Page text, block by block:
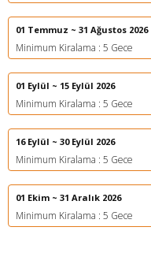
01 Temmuz ~ 31 Ağustos 2026
Minimum Kiralama : 5 Gece
01 Eylül ~ 15 Eylül 2026
Minimum Kiralama : 5 Gece
16 Eylül ~ 30 Eylül 2026
Minimum Kiralama : 5 Gece
01 Ekim ~ 31 Aralık 2026
Minimum Kiralama : 5 Gece